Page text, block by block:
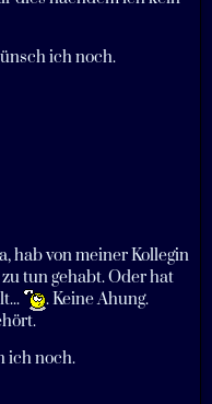
ich noch.
hab von meiner Kollegin
tun gehabt. Oder hat
. Keine Ahung.
ich noch.